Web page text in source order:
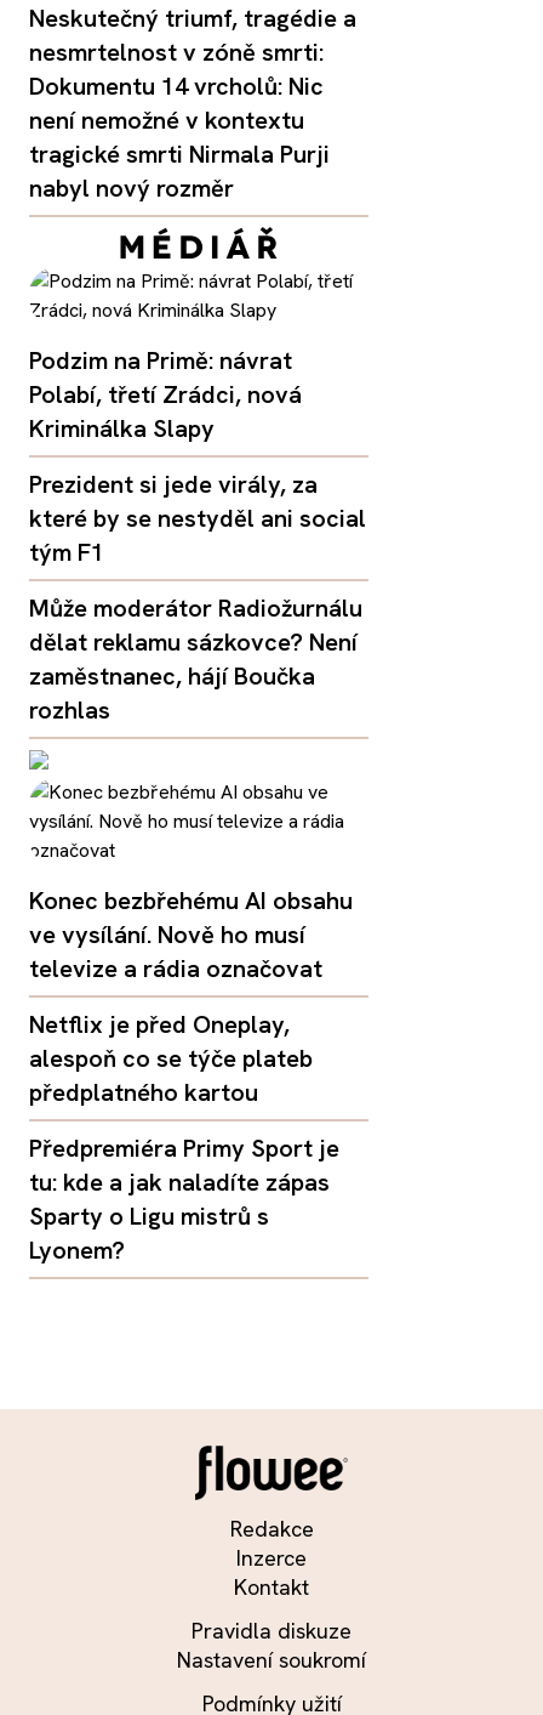
Neskutečný triumf, tragédie a
nesmrtelnost v zóně smrti:
Dokumentu 14 vrcholů: Nic
není nemožné v kontextu
tragické smrti Nirmala Purji
nabyl nový rozměr
Podzim na Primě: návrat
Polabí, třetí Zrádci, nová
Kriminálka Slapy
Prezident si jede virály, za
které by se nestyděl ani social
tým F1
Může moderátor Radiožurnálu
dělat reklamu sázkovce? Není
zaměstnanec, hájí Boučka
rozhlas
Konec bezbřehému AI obsahu
ve vysílání. Nově ho musí
televize a rádia označovat
Netflix je před Oneplay,
alespoň co se týče plateb
předplatného kartou
Předpremiéra Primy Sport je
tu: kde a jak naladíte zápas
Sparty o Ligu mistrů s
Lyonem?
Redakce
Inzerce
Kontakt
Pravidla diskuze
Nastavení soukromí
Podmínky užití